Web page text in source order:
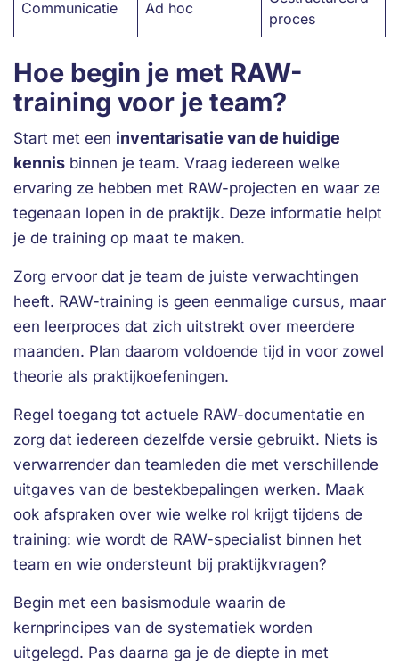
Communicatie Ad hoc
proces
Hoe begin je met RAW-
training voor je team?
Start met een inventarisatie van de huidige
kennis binnen je team. Vraag iedereen welke
ervaring ze hebben met RAW-projecten en waar ze
tegenaan lopen in de praktijk. Deze informatie helpt
je de training op maat te maken.
Zorg ervoor dat je team de juiste verwachtingen
heeft. RAW-training is geen eenmalige cursus, maar
een leerproces dat zich uitstrekt over meerdere
maanden. Plan daarom voldoende tijd in voor zowel
theorie als praktijkoefeningen.
Regel toegang tot actuele RAW-documentatie en
zorg dat iedereen dezelfde versie gebruikt. Niets is
verwarrender dan teamleden die met verschillende
uitgaves van de bestekbepalingen werken. Maak
ook afspraken over wie welke rol krijgt tijdens de
training: wie wordt de RAW-specialist binnen het
team en wie ondersteunt bij praktijkvragen?
Begin met een basismodule waarin de
kernprincipes van de systematiek worden
uitgelegd. Pas daarna ga je de diepte in met